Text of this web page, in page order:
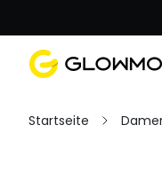
Startseite